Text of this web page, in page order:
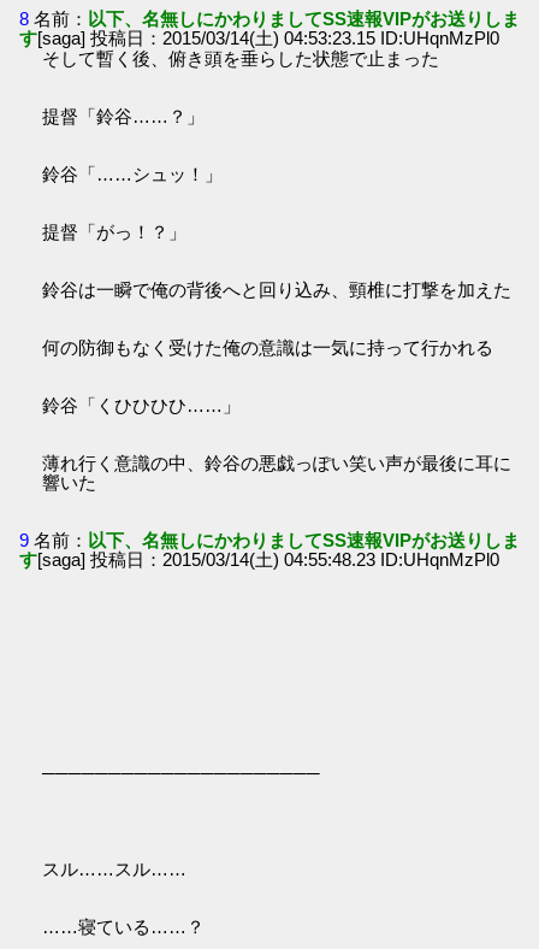
8 名前： 以下、名無しにかわりましてSS速報VIPがお送りしま
す[saga] 投稿日：2015/03/14(土) 04:53:23.15 ID:UHqnMzPl0
そして暫く後、俯き頭を垂らした状態で止まった
提督「鈴谷……？」
鈴谷「……シュッ！」
提督「がっ！？」
鈴谷は一瞬で俺の背後へと回り込み、頸椎に打撃を加えた
何の防御もなく受けた俺の意識は一気に持って行かれる
鈴谷「くひひひひ……」
薄れ行く意識の中、鈴谷の悪戯っぽい笑い声が最後に耳に
響いた
9 名前： 以下、名無しにかわりましてSS速報VIPがお送りしま
す[saga] 投稿日：2015/03/14(土) 04:55:48.23 ID:UHqnMzPl0
─────────────────────
スル……スル……
……寝ている……？